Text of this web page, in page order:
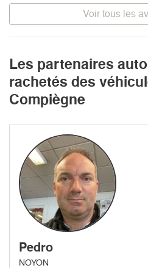
Voir tous les
Les partenaires
rachetés des
Compiègne
Pedro
NOYON